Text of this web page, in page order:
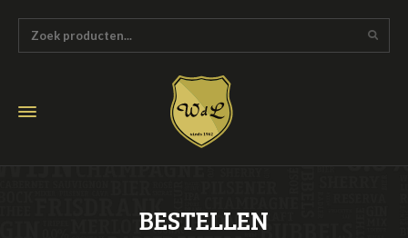
BESTELLEN